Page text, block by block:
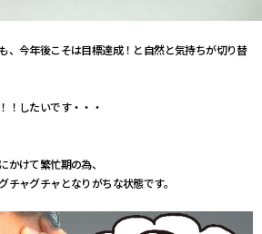
、今年後こそは目標達成！と自然と気持ちが切り替
！したいです・・・
けて繁忙期の為、
ャグチャとなりがちな状態です。